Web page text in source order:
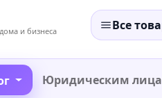
и бизнеса Все
Юридическим